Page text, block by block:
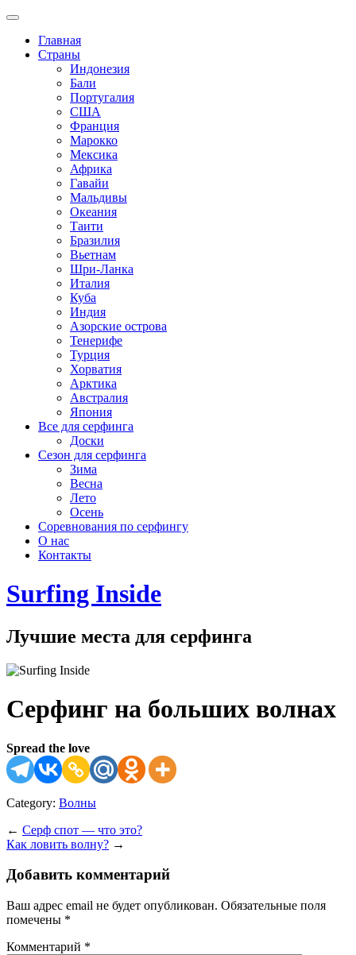
Главная
Страны
Индонезия
Бали
Португалия
США
Франция
Марокко
Мексика
Африка
Гавайи
Мальдивы
Океания
Таити
Бразилия
Вьетнам
Шри-Ланка
Италия
Куба
Индия
Азорские острова
Тенерифе
Турция
Хорватия
Арктика
Австралия
Япония
Все для серфинга
Доски
Сезон для серфинга
Зима
Весна
Лето
Осень
Соревнования по серфингу
О нас
Контакты
Surfing Inside
Лучшие места для серфинга
Cерфинг на больших волнах
Spread the love
Category: Волны
← Серф спот — что это?
Как ловить волну? →
Добавить комментарий
Ваш адрес email не будет опубликован. Обязательные поля
помечены *
Комментарий *